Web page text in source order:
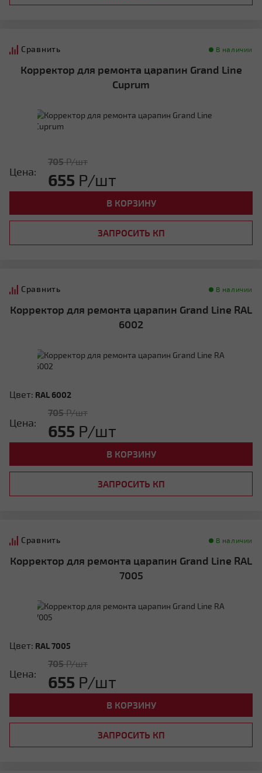
Сравнить В наличии
Корректор для ремонта царапин Grand Line
Cuprum
Цена:
705Р/шт
655 Р/шт
В КОРЗИНУ
ЗАПРОСИТЬ КП
Сравнить В наличии
Корректор для ремонта царапин Grand Line RAL
6002
Цвет: RAL 6002
Цена:
705Р/шт
655 Р/шт
В КОРЗИНУ
ЗАПРОСИТЬ КП
Сравнить В наличии
Корректор для ремонта царапин Grand Line RAL
7005
Цвет: RAL 7005
Цена:
705Р/шт
655 Р/шт
В КОРЗИНУ
ЗАПРОСИТЬ КП